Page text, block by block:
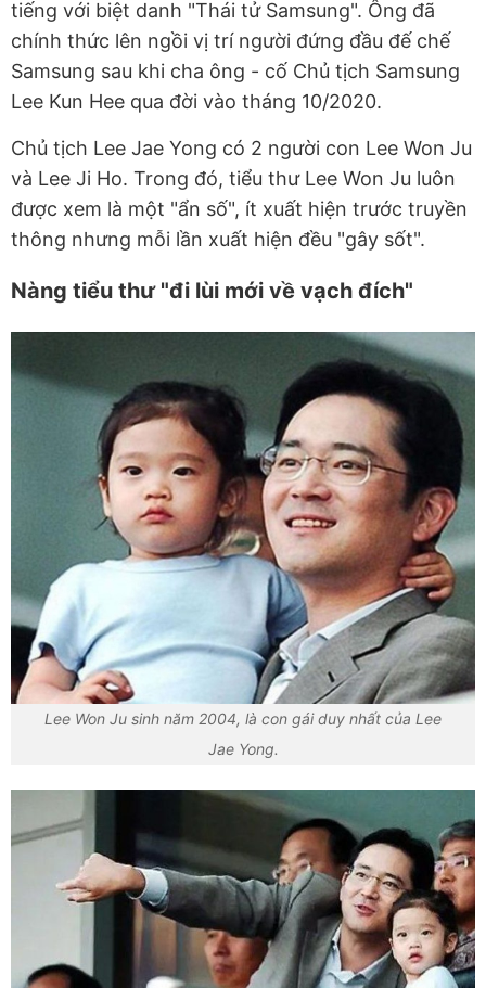
tiếng với biệt danh "Thái tử Samsung". Ông đã
chính thức lên ngồi vị trí người đứng đầu đế chế
Samsung sau khi cha ông - cố Chủ tịch Samsung
Lee Kun Hee qua đời vào tháng 10/2020.
Chủ tịch Lee Jae Yong có 2 người con Lee Won Ju
và Lee Ji Ho. Trong đó, tiểu thư Lee Won Ju luôn
được xem là một "ẩn số", ít xuất hiện trước truyền
thông nhưng mỗi lần xuất hiện đều "gây sốt".
Nàng tiểu thư "đi lùi mới về vạch đích"
Lee Won Ju sinh năm 2004, là con gái duy nhất của Lee
Jae Yong.